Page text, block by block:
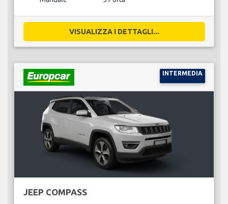
VISUALIZZA I DETTAGLI...
INTERMEDIA
JEEP COMPASS